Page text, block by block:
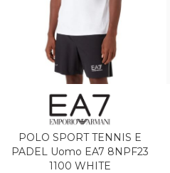
POLO SPORT TENNIS E
PADEL Uomo EA7 8NPF23
1100 WHITE